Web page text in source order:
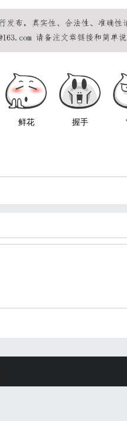
鲜花 握手